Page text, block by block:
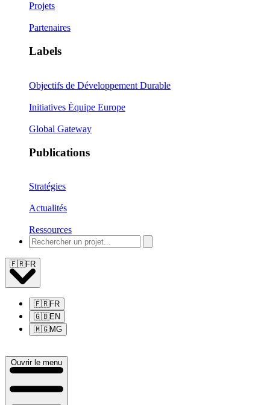
Projets
Partenaires
Labels
Objectifs de Développement Durable
Initiatives Équipe Europe
Global Gateway
Publications
Stratégies
Actualités
Ressources
🇫🇷FR
🇫🇷FR
🇬🇧EN
🇲🇬MG
Ouvrir le menu